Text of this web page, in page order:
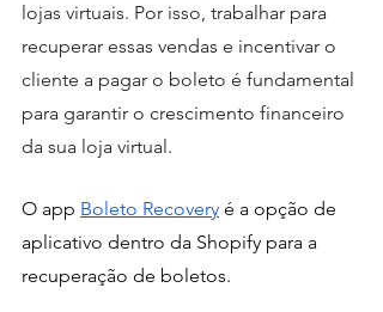
lojas virtuais. Por isso, trabalhar para
recuperar essas vendas e incentivar o
cliente a pagar o boleto é fundamental
para garantir o crescimento financeiro
da sua loja virtual.
O app Boleto Recovery é a opção de
aplicativo dentro da Shopify para a
recuperação de boletos.